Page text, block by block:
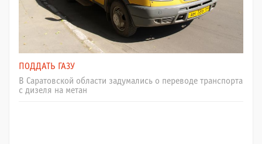
ПОДДАТЬ ГАЗУ
В Саратовской области задумались о переводе транспорта
с дизеля на метан